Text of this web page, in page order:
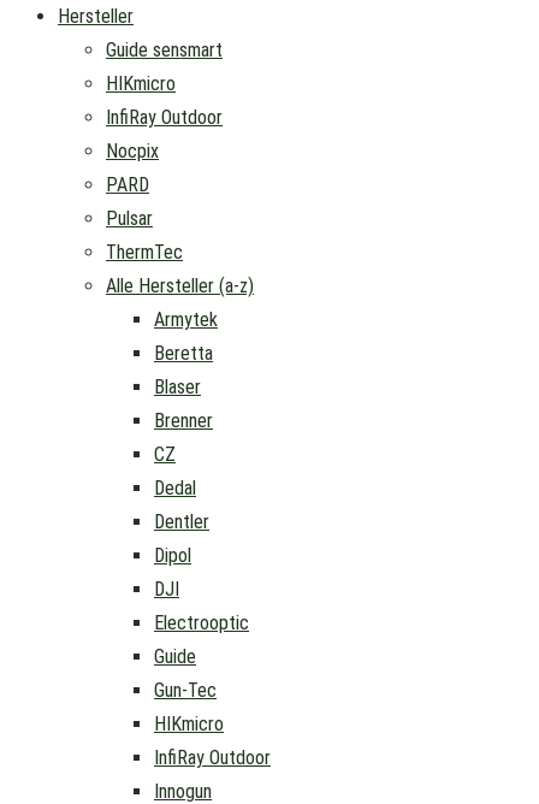
Hersteller
Guide sensmart
HIKmicro
InfiRay Outdoor
Nocpix
PARD
Pulsar
ThermTec
Alle Hersteller (a-z)
Armytek
Beretta
Blaser
Brenner
CZ
Dedal
Dentler
Dipol
DJI
Electrooptic
Guide
Gun-Tec
HIKmicro
InfiRay Outdoor
Innogun